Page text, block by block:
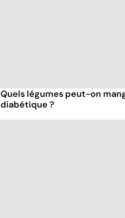
Quels légumes peut-on
diabétique ?